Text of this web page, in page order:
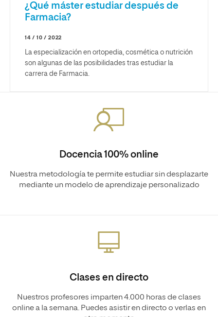
¿Qué máster estudiar después de
Farmacia?
14 / 10 / 2022
La especialización en ortopedia, cosmética o nutrición
son algunas de las posibilidades tras estudiar la
carrera de Farmacia.
Docencia 100% online
Nuestra metodología te permite estudiar sin desplazarte
mediante un modelo de aprendizaje personalizado
Clases en directo
Nuestros profesores imparten 4.000 horas de clases
online a la semana. Puedes asistir en directo o verlas en